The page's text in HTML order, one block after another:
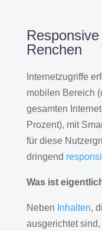
Renchen
Internetzugriffe
mobilen Bereich
gesamten
Prozent), mit
für diese
dringend
Was ist
Neben Inhalten,
ausgerichtet